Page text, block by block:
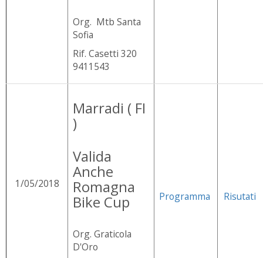
Org. Mtb Santa
Sofia
Rif. Casetti 320
9411543
1/05/2018
Marradi ( FI
)
Valida
Anche
Romagna
Bike Cup
Org. Graticola
D'Oro
Programma Risutati